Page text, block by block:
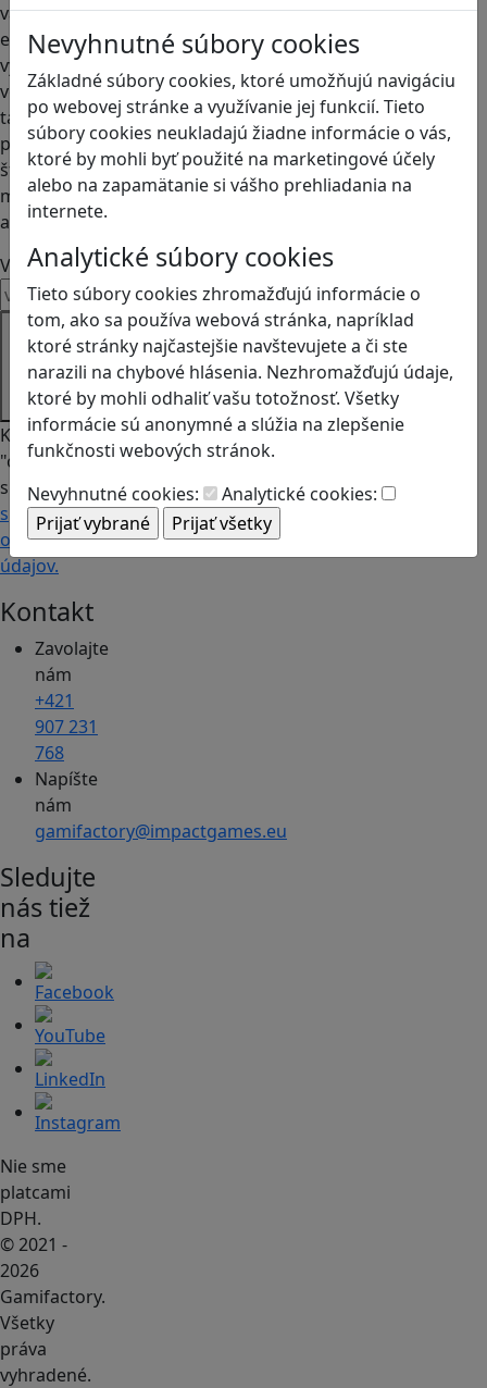
Nevyhnutné súbory cookies
Základné súbory cookies, ktoré umožňujú navigáciu
po webovej stránke a využívanie jej funkcií. Tieto
súbory cookies neukladajú žiadne informácie o vás,
ktoré by mohli byť použité na marketingové účely
alebo na zapamätanie si vášho prehliadania na
internete.
Analytické súbory cookies
Tieto súbory cookies zhromažďujú informácie o
tom, ako sa používa webová stránka, napríklad
ktoré stránky najčastejšie navštevujete a či ste
narazili na chybové hlásenia. Nezhromažďujú údaje,
ktoré by mohli odhaliť vašu totožnosť. Všetky
informácie sú anonymné a slúžia na zlepšenie
funkčnosti webových stránok.
Nevyhnutné cookies:
Analytické cookies:
vám, ako
efektívne
využívať hry
vo výučbe
tak, aby boli
pre
študentov
motivujúce
a prínosné.
Váš email
Prihláste
sa k
odberu
Kliknutím na
"odoberať"
súhlasíte so
spracovaním
osobných
údajov.
Kontakt
Zavolajte
nám
+421
907 231
768
Napíšte
nám
gamifactory@impactgames.eu
Sledujte
nás tiež
na
Nie sme
platcami
DPH.
© 2021 -
2026
Gamifactory.
Všetky
práva
vyhradené.